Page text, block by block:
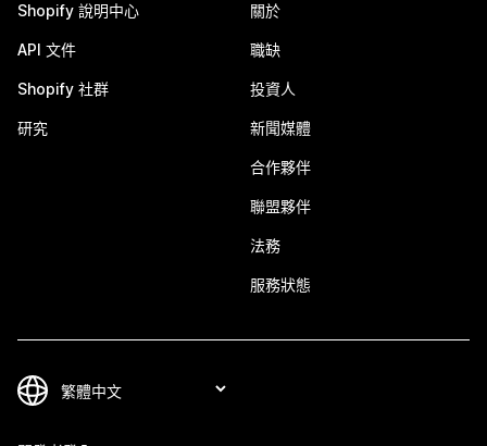
Shopify 說明中心
API 文件
Shopify 社群
研究
關於
職缺
投資人
新聞媒體
合作夥伴
聯盟夥伴
法務
服務狀態